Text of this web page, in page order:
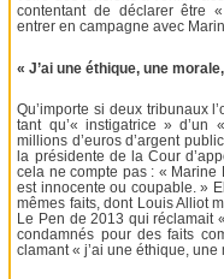
contentant de déclarer être
entrer en campagne avec
« J’ai une éthique, une
Qu’importe si deux tribunaux
tant qu’« instigatrice » d’un
millions d’euros d’argent
la présidente de la Cour
cela ne compte pas : «
est innocente ou coupable. »
mêmes faits, dont Louis Alliot
Le Pen de 2013 qui réclamait
condamnés pour des faits
clamant « j’ai une éthique, une